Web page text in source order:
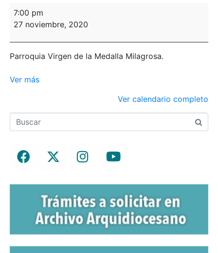
7:00 pm
27 noviembre, 2020
Parroquia Virgen de la Medalla Milagrosa.
Ver más
Ver calendario completo